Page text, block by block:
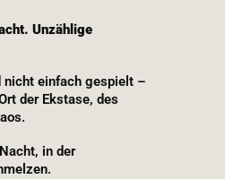
Unzählige
nicht einfach gespielt –
der Ekstase, des
in der